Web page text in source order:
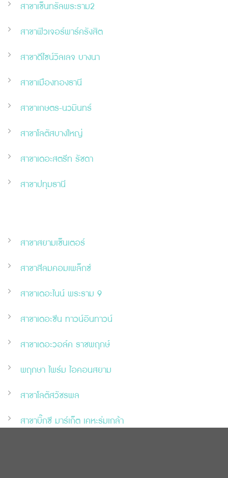
สาขาเซ็นทรัลพระราม2
สาขาฟิวเจอร์พาร์ครังสิต
สาขาดีไซน์วิลเลจ บางนา
สาขาเมืองทองธานี
สาขาเกษตร-นวมินทร์
สาขาโลตัสบางใหญ่
สาขาเดอะสตรีท รัชดา
สาขาปทุมธานี
สาขาสยามเซ็นเตอร์
สาขาสีลมคอมเพล็กซ์
สาขาเดอะไนน์ พระราม 9
สาขาเดอะซีน ทาวน์อินทาวน์
สาขาเดอะวอล์ค ราชพฤกษ์
พฤกษา ไพร์ม ไอคอนสยาม
สาขาโลตัสวัชรพล
สาขาบิ๊กซี มาร์เก็ต เคหะร่มเกล้า